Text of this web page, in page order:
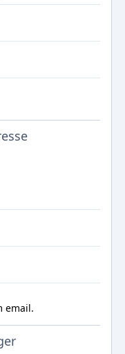
email.